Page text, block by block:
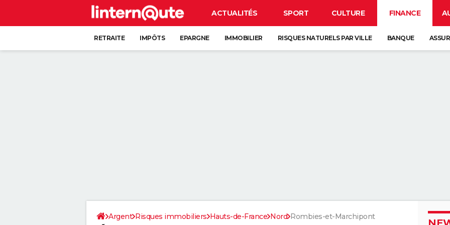
ACTUALITÉS SPORT CULTURE FINANCE
RETRAITE IMPÔTS EPARGNE IMMOBILIER RISQUES NATURELS PAR VILLE BANQUE
Argent Risques immobiliers Hauts-de-France Nord Rombies-et-Marchipont